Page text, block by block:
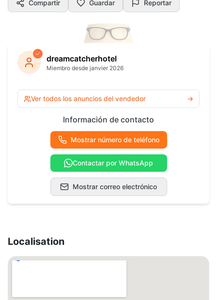
Compartir Guardar Reportar
dreamcatcherhotel
Miembro desde janvier 2026
Ver todos los anuncios del vendedor →
Información de contacto
Mostrar número de teléfono
Contactar por WhatsApp
Mostrar correo electrónico
Localisation